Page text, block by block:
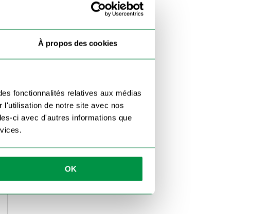
À propos des cookies
fonctionnalités relatives aux médias
l'utilisation de notre site avec nos
ci avec d'autres informations que
OK